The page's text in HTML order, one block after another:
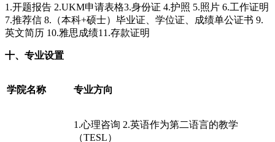
1.开题报告 2.UKM申请表格3.身份证 4.护照 5.照片 6.工作证明
7.推荐信 8.（本科+硕士）毕业证、学位证、成绩单公证书 9.
英文简历 10.雅思成绩11.存款证明
十、专业设置
学院名称 专业方向
1.心理咨询 2.英语作为第二语言的教学
（TESL）